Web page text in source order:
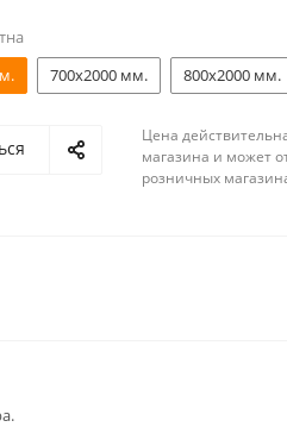
700x2000 мм. 800x2000 мм.
Цена
магазина и может
розничных